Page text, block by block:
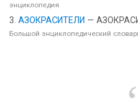
энциклопедия
АЗОКРАСИТЕЛИ —
Большой энциклопедический